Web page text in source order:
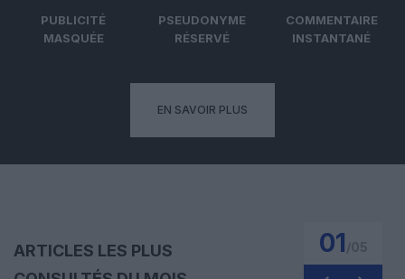
PUBLICITÉ
MASQUÉE
PSEUDONYME
RÉSERVÉ
COMMENTAIRE
INSTANTANÉ
EN SAVOIR PLUS
ARTICLES LES PLUS
01